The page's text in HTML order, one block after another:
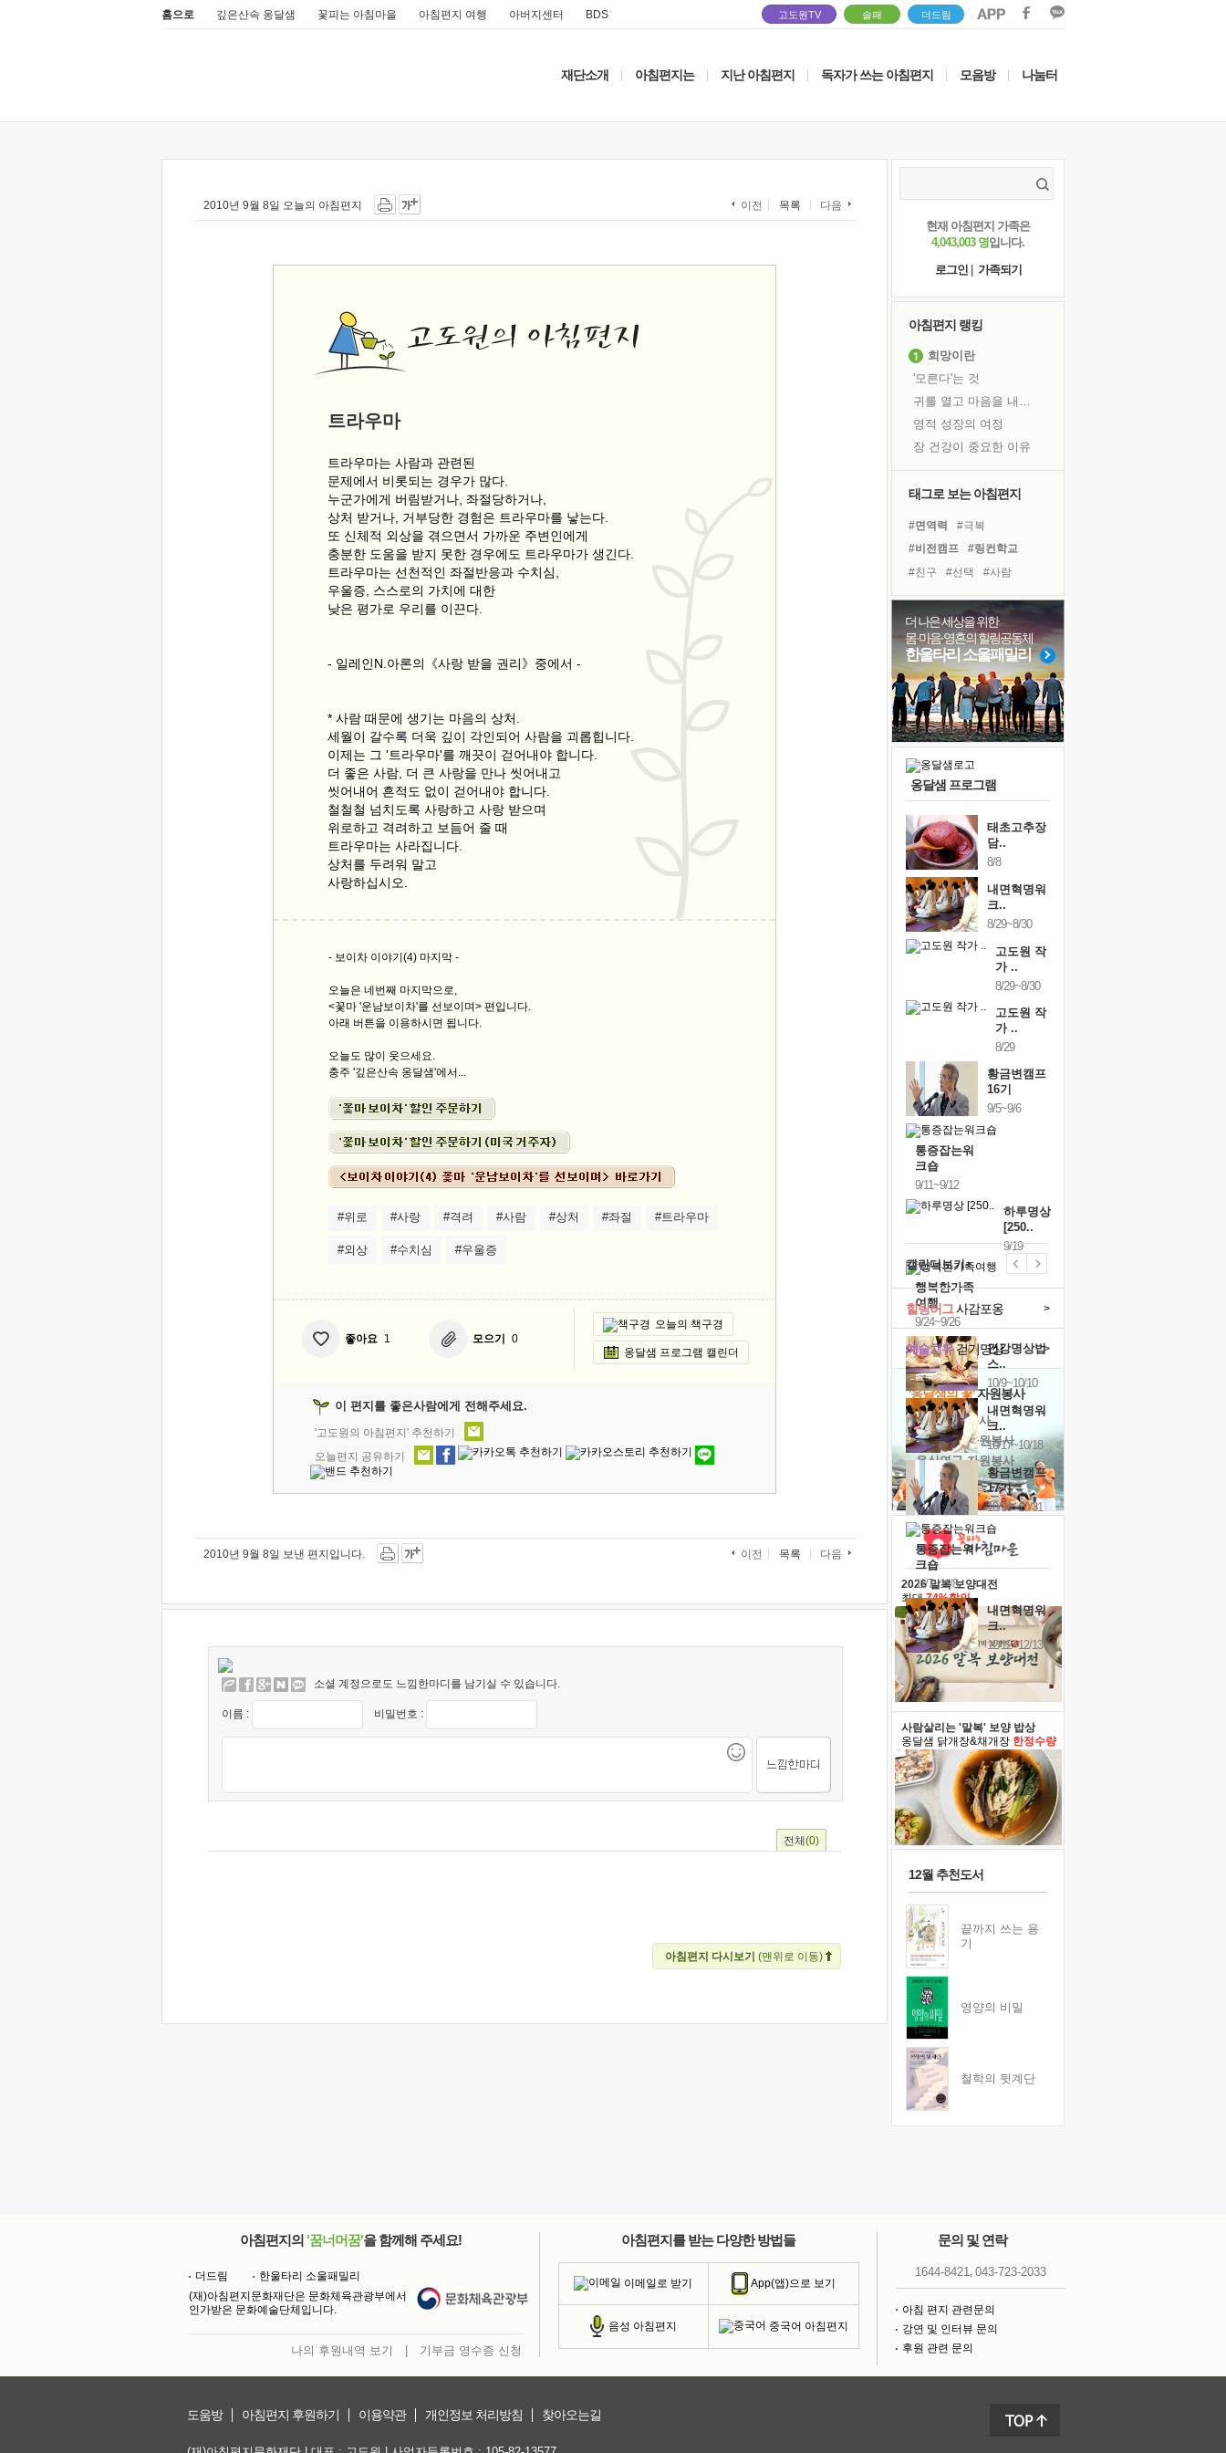
홈으로 깊은산속 옹달샘 꽃피는 아침마을 아침편지 여행 아버지센터 BDS 고도원TV 솔패 더드림
재단소개 아침편지는 지난 아침편지 독자가 쓰는 아침편지 모음방 나눔터
2010년 9월 8일 오늘의 아침편지 이전 목록 다음
트라우마
트라우마는 사람과 관련된
문제에서 비롯되는 경우가 많다.
누군가에게 버림받거나, 좌절당하거나,
상처 받거나, 거부당한 경험은 트라우마를 낳는다.
또 신체적 외상을 겪으면서 가까운 주변인에게
충분한 도움을 받지 못한 경우에도 트라우마가 생긴다.
트라우마는 선천적인 좌절반응과 수치심,
우울증, 스스로의 가치에 대한
낮은 평가로 우리를 이끈다.
- 일레인N.아론의《사랑 받을 권리》중에서 -
* 사람 때문에 생기는 마음의 상처.
세월이 갈수록 더욱 깊이 각인되어 사람을 괴롭힙니다.
이제는 그 '트라우마'를 깨끗이 걷어내야 합니다.
더 좋은 사람, 더 큰 사랑을 만나 씻어내고
씻어내어 흔적도 없이 걷어내야 합니다.
철철철 넘치도록 사랑하고 사랑 받으며
위로하고 격려하고 보듬어 줄 때
트라우마는 사라집니다.
상처를 두려워 말고
사랑하십시오.
- 보이차 이야기(4) 마지막 -
오늘은 네번째 마지막으로,
<꽃마 '운남보이차'를 선보이며> 편입니다.
아래 버튼을 이용하시면 됩니다.
오늘도 많이 웃으세요.
충주 '깊은산속 옹달샘'에서...
#위로 #사랑 #격려 #사람 #상처 #좌절 #트라우마
#외상 #수치심 #우울증
좋아요 1 모으기 0
오늘의 책구경
옹달샘 프로그램 캘린더
이 편지를 좋은사람에게 전해주세요.
'고도원의 아침편지' 추천하기
오늘편지 공유하기
2010년 9월 8일 보낸 편지입니다. 이전 목록 다음
소셜 계정으로도 느낌한마디를 남기실 수 있습니다.
이름 : 비밀번호 :
전체 (0)
아침편지 다시보기 (맨위로 이동)
현재 아침편지 가족은
4,043,003 명입니다.
로그인
가족되기
아침편지 랭킹
희망이란
'모른다'는 것
귀를 열고 마음을 내어주고
영적 성장의 여정
장 건강이 중요한 이유
흙이 된 몸으로 출근하는 여자
꿈이 실제가 되는 것
'말 타는 법'을 먼저
졸업식 사진을 보며
아픈 아버지를 위한 공간 설계
극심한 변비, 어깨결림, 수면 장애
보고 싶은 어머니
유년 시절의 부산 영도 바다
못된 꼰대들
거울 속의 나
태그로 보는 아침편지
#면역력
#극복
#비전캠프
#링컨학교
#친구
#선택
#사람
#다짐
#바이러스
#희망
#독서캠프
#경험
#독서
#유튜브
#삶
#힐링
#건강
#명상
#나눔
#계획
#위기
더 나은 세상을 위한
몸·마음·영혼의 힐링공동체
한울타리 소울패밀리
옹달샘 프로그램
태초고추장
담..
8/8
내면혁명워
크..
8/29~8/30
고도원 작
가 ..
8/29~8/30
고도원 작
가 ..
8/29
황금변캠프
16기
9/5~9/6
통증잡는워
크숍
9/11~9/12
하루명상
[250..
9/19
행복한가족
여행
9/24~9/26
건강명상법
스..
10/9~10/10
내면혁명워
크..
10/17~10/18
황금변캠프
17기
10/30~10/31
통증잡는워
크숍
11/7~11/8
내면혁명워
크..
12/12~12/13
캘린더보기+
예술치유걷기명상 >
힐링허그사감포옹 >
'옹달샘의 꽃'자원봉사
· 청년 자원봉사
· 금빛청년 자원봉사
· 음식연구 자원봉사
2026 말복 보양대전
최대74%할인
사람살리는 '말복' 보양 밥상
옹달샘 닭개장&채개장 한정수량
12월 추천도서
끝까지 쓰는 용
기
영양의 비밀
철학의 뒷계단
아침편지의 '꿈너머꿈'을 함께해 주세요!
더드림
한울타리 소울패밀리
(재)아침편지문화재단은 문화체육관광부에서
인가받은 문화예술단체입니다.
나의 후원내역 보기 기부금 영수증 신청
아침편지를 받는 다양한 방법들
이메일로 받기 App(앱)으로 보기
음성 아침편지 중국어 아침편지
문의 및 연락
1644-8421, 043-723-2033
아침 편지 관련문의
강연 및 인터뷰 문의
후원 관련 문의
도움방 아침편지 후원하기 이용약관 개인정보 처리방침 찾아오는길